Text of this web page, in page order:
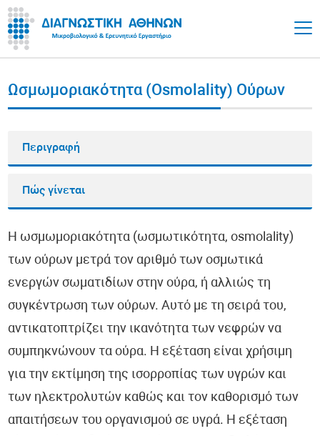
Ωσμωμοριακότητα (Osmolality) Ούρων
Περιγραφή
Πώς γίνεται
Η ωσμωμοριακότητα (ωσμωτικότητα, osmolality)
των ούρων μετρά τον αριθμό των οσμωτικά
ενεργών σωματιδίων στην ούρα, ή αλλιώς τη
συγκέντρωση των ούρων. Αυτό με τη σειρά του,
αντικατοπτρίζει την ικανότητα των νεφρών να
συμπηκνώνουν τα ούρα. Η εξέταση είναι χρήσιμη
για την εκτίμηση της ισορροπίας των υγρών και
των ηλεκτρολυτών καθώς και τον καθορισμό των
απαιτήσεων του οργανισμού σε υγρά. Η εξέταση